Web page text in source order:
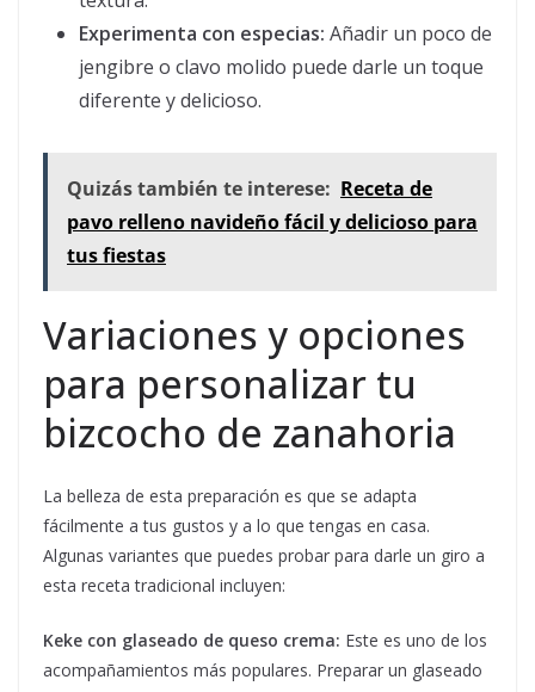
Experimenta con especias: Añadir un poco de
jengibre o clavo molido puede darle un toque
diferente y delicioso.
Quizás también te interese: Receta de
pavo relleno navideño fácil y delicioso para
tus fiestas
Variaciones y opciones
para personalizar tu
bizcocho de zanahoria
La belleza de esta preparación es que se adapta
fácilmente a tus gustos y a lo que tengas en casa.
Algunas variantes que puedes probar para darle un giro a
esta receta tradicional incluyen:
Keke con glaseado de queso crema: Este es uno de los
acompañamientos más populares. Preparar un glaseado